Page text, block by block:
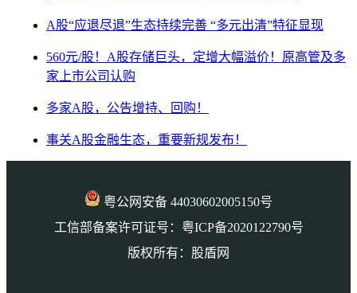
A股“应退尽退”生态持续完善 “多元出清”特征显现
560元/股！A股存储巨头，定增大幅溢价！原高管及多
家上市公司认购
多家A股，公告增持、回购！
事关A股金融生态，重要新规发布！
粤公网安备 44030602005150号
工信部备案许可证号：粤ICP备2020122790号
版权所有：股盾网